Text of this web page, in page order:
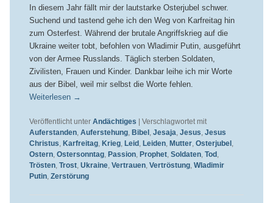
In diesem Jahr fällt mir der lautstarke Osterjubel schwer.
Suchend und tastend gehe ich den Weg von Karfreitag hin
zum Osterfest. Während der brutale Angriffskrieg auf die
Ukraine weiter tobt, befohlen von Wladimir Putin, ausgeführt
von der Armee Russlands. Täglich sterben Soldaten,
Zivilisten, Frauen und Kinder. Dankbar leihe ich mir Worte
aus der Bibel, weil mir selbst die Worte fehlen.
Weiterlesen →
Veröffentlicht unter Andächtiges
Verschlagwortet mit
Auferstanden, Auferstehung, Bibel , Jesaja, Jesus, Jesus
Christus, Karfreitag, Krieg, Leid , Leiden, Mutter, Osterjubel ,
Ostern, Ostersonntag, Passion, Prophet, Soldaten, Tod ,
Trösten, Trost, Ukraine, Vertrauen, Vertröstung, Wladimir
Putin, Zerstörung